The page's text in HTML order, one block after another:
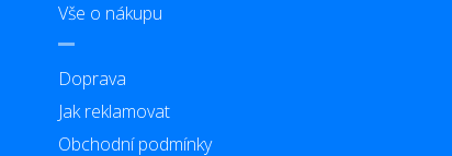
Vše o nákupu
Doprava
Jak reklamovat
Obchodní podmínky